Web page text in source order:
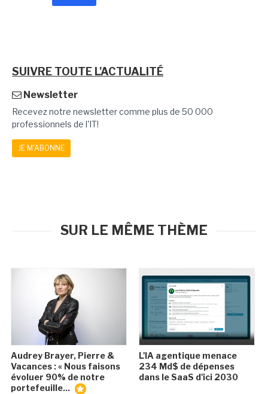
SUIVRE TOUTE L'ACTUALITÉ
Newsletter
Recevez notre newsletter comme plus de 50 000
professionnels de l'IT!
JE M'ABONNE
SUR LE MÊME THÈME
Audrey Brayer, Pierre &
Vacances : « Nous faisons
évoluer 90% de notre
portefeuille...
L'IA agentique menace
234 Md$ de dépenses
dans le SaaS d'ici 2030